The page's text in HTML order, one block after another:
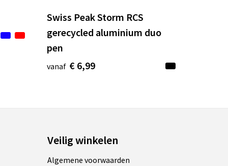
Swiss Peak Storm RCS
gerecycled aluminium duo
pen
vanaf € 6,99
Veilig winkelen
Algemene voorwaarden